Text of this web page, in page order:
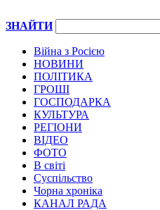
ЗНАЙТИ
Війна з Росією
НОВИНИ
ПОЛІТИКА
ГРОШІ
ГОСПОДАРКА
КУЛЬТУРА
РЕГІОНИ
ВІДЕО
ФОТО
В світі
Суспільство
Чорна хроніка
КАНАЛ РАДА